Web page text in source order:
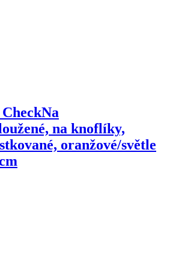
Na
na knoflíky,
oranžové/světle